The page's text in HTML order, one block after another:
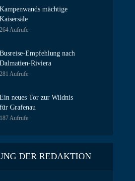
Kampenwands mächtige
Kaisersäle
264 Aufrufe
Busreise-Empfehlung nach
Dalmatien-Riviera
281 Aufrufe
Ein neues Tor zur Wildnis
für Grafenau
187 Aufrufe
DER REDAKTION